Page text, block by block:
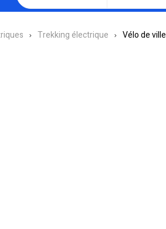
Trekking électrique Vélo de